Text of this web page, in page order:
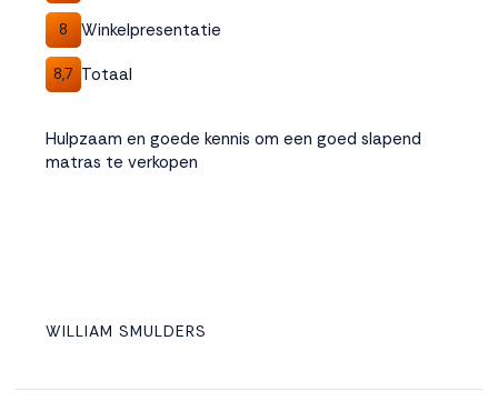
8 Winkelpresentatie
8,7 Totaal
Hulpzaam en goede kennis om een goed slapend
matras te verkopen
WILLIAM SMULDERS